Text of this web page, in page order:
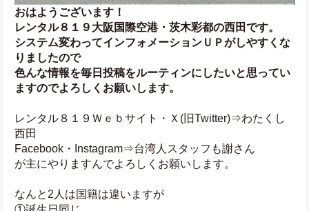
おはようございます！
レンタル８１９大阪国際空港・茨木彩都の西田です。
システム変わってインフォメーションＵＰがしやすくな
りましたので
色んな情報を毎日投稿をルーティンにしたいと思ってい
ますのでよろしくお願いします。
レンタル８１９Ｗｅｂサイト・Ｘ(旧Twitter)⇒わたくし
西田
Facebook・Instagram⇒台湾人スタッフも謝さん
が主にやりますんでよろしくお願いします。
なんと2人は国籍は違いますが